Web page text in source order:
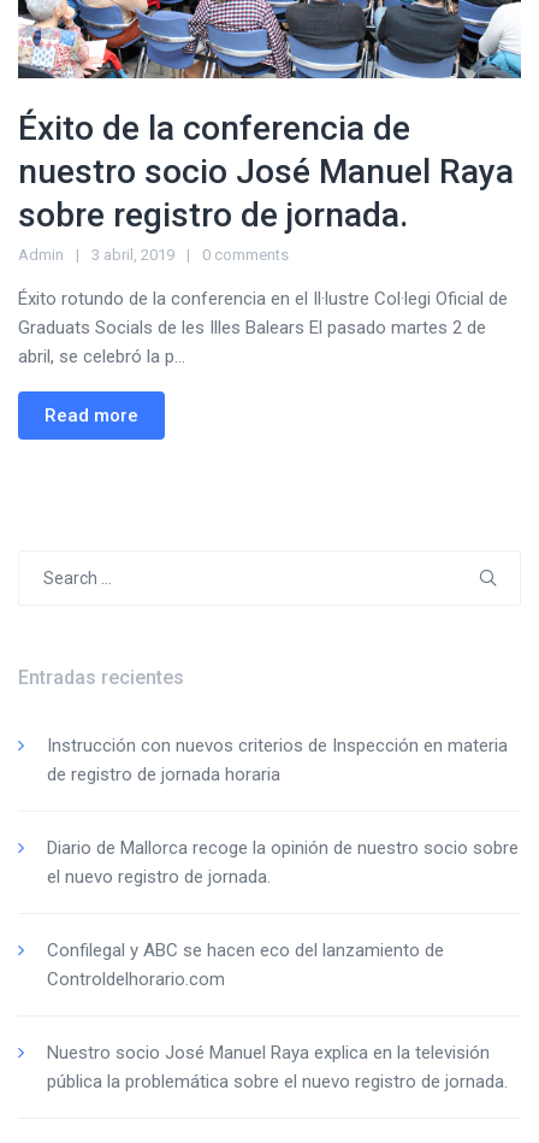
Éxito de la conferencia de
nuestro socio José Manuel Raya
sobre registro de jornada.
Admin 3 abril, 2019 0 comments
Éxito rotundo de la conferencia en el Il·lustre Col·legi Oficial de
Graduats Socials de les Illes Balears El pasado martes 2 de
abril, se celebró la p...
Read more
Entradas recientes
Instrucción con nuevos criterios de Inspección en materia
de registro de jornada horaria
Diario de Mallorca recoge la opinión de nuestro socio sobre
el nuevo registro de jornada.
Confilegal y ABC se hacen eco del lanzamiento de
Controldelhorario.com
Nuestro socio José Manuel Raya explica en la televisión
pública la problemática sobre el nuevo registro de jornada.